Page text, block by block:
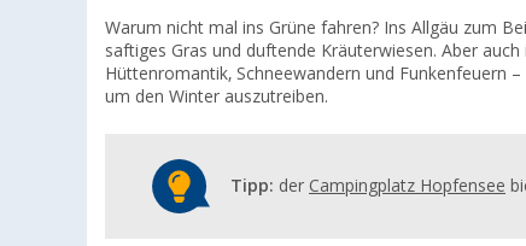
Warum nicht mal ins Grüne fahren? Ins Allgäu zum
saftiges Gras und duftende Kräuterwiesen. Aber
Hüttenromantik, Schneewandern und Funkenfeuern
um den Winter auszutreiben.
Tipp: der Campingplatz Hopfensee